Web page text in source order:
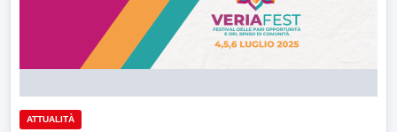
ATTUALITÀ